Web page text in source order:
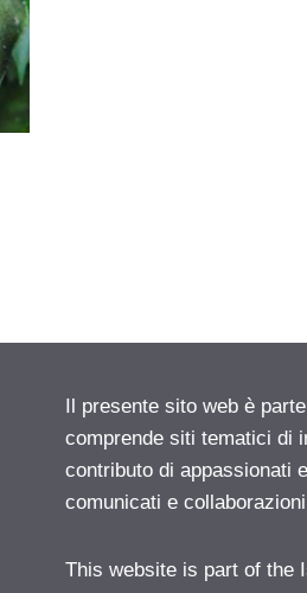
Il presente sito web è
comprende siti tematici di
contributo di appassionati
comunicati e
This website is part of the